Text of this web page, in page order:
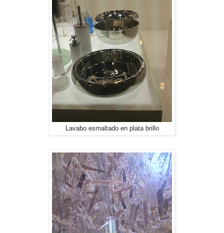
Lavabo esmaltado en plata brillo